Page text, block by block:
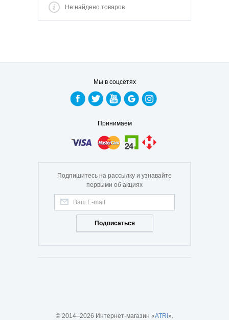
Бижутерия
Обложки для паспорта
Обложки для удостоверений
Жидкая кожа для ремонта
Зеркала косметические
Органайзеры для автомобиля
Не найдено товаров
Мы в соцсетях
Принимаем
Подпишитесь на рассылку и узнавайте
первыми об акциях
Подписаться
© 2014–2026 Интернет-магазин «ATRi».